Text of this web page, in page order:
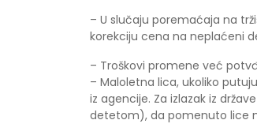
– U slučaju poremaćaja na
korekciju cena na neplaćeni
– Troškovi promene već
– Maloletna lica, ukoliko
iz agencije. Za izlazak iz
detetom), da pomenuto lice